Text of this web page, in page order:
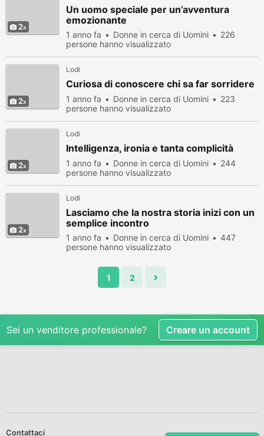
2
Un uomo speciale per un’avventura
emozionante
1 anno fa Donne in cerca di Uomini
226
persone hanno visualizzato
2
Lodi
Curiosa di conoscere chi sa far sorridere
1 anno fa Donne in cerca di Uomini
223
persone hanno visualizzato
2
Lodi
Intelligenza, ironia e tanta complicità
1 anno fa Donne in cerca di Uomini
244
persone hanno visualizzato
2
Lodi
Lasciamo che la nostra storia inizi con un
semplice incontro
1 anno fa Donne in cerca di Uomini
447
persone hanno visualizzato
1 2
Sei un venditore professionale? Creare un account
Contattaci